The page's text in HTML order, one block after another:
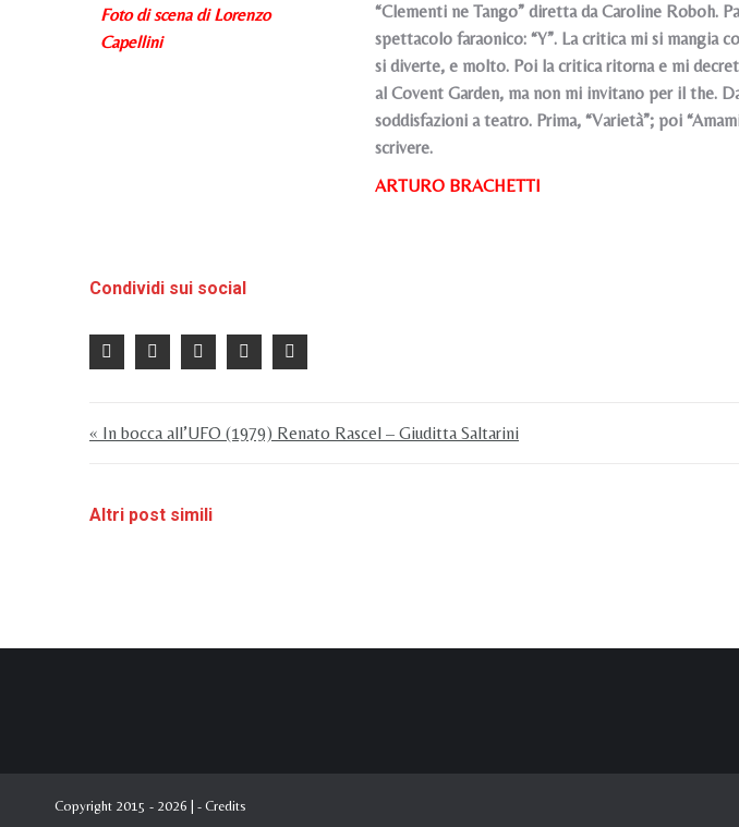
Foto di scena di Lorenzo
Capellini
“Clementi ne Tango” diretta da Caroline Roboh.
spettacolo faraonico: “Y”. La critica mi si mangia
si diverte, e molto. Poi la critica ritorna e mi
al Covent Garden, ma non mi invitano per il the.
soddisfazioni a teatro. Prima, “Varietà”; poi
scrivere.
ARTURO BRACHETTI
Condividi sui social
« In bocca all’UFO (1979) Renato Rascel – Giuditta Saltarini
Altri post simili
Copyright 2015 - 2026 | - Credits